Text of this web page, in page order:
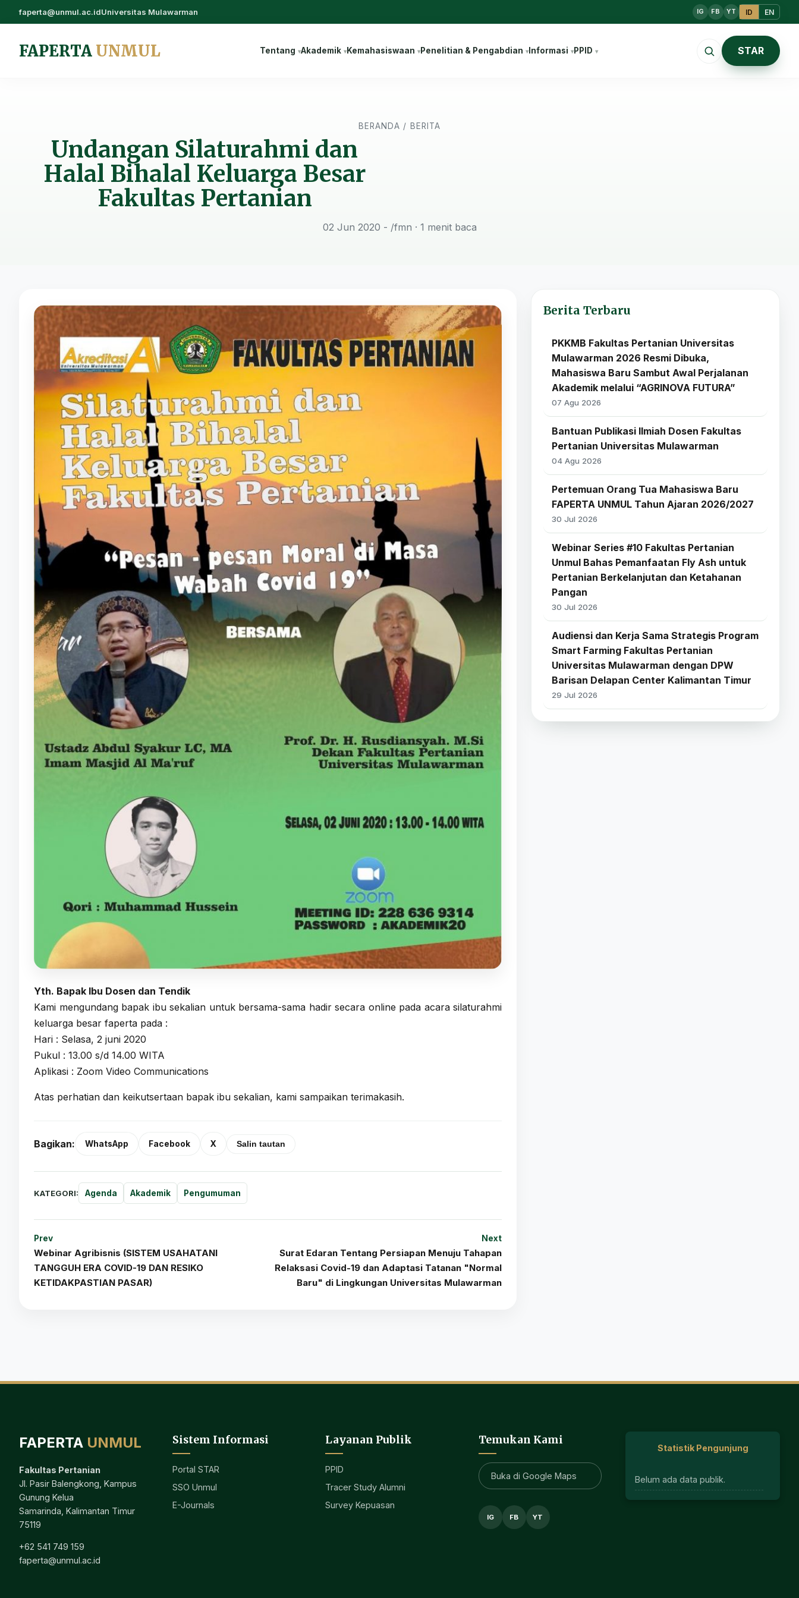
faperta@unmul.ac.idUniversitas Mulawarman IG FB YT ID EN
FAPERTA UNMUL Tentang Akademik Kemahasiswaan Penelitian & Pengabdian Informasi PPID STAR
BERANDA / BERITA
Undangan Silaturahmi dan
Halal Bihalal Keluarga Besar
Fakultas Pertanian
02 Jun 2020 - /fmn · 1 menit baca
Yth. Bapak Ibu Dosen dan Tendik
Kami mengundang bapak ibu sekalian untuk bersama-sama hadir secara online pada acara silaturahmi
keluarga besar faperta pada :
Hari : Selasa, 2 juni 2020
Pukul : 13.00 s/d 14.00 WITA
Aplikasi : Zoom Video Communications
Atas perhatian dan keikutsertaan bapak ibu sekalian, kami sampaikan terimakasih.
Bagikan: WhatsApp Facebook X Salin tautan
KATEGORI: Agenda Akademik Pengumuman
Prev
Webinar Agribisnis (SISTEM USAHATANI
TANGGUH ERA COVID-19 DAN RESIKO
KETIDAKPASTIAN PASAR)
Next
Surat Edaran Tentang Persiapan Menuju Tahapan
Relaksasi Covid-19 dan Adaptasi Tatanan "Normal
Baru" di Lingkungan Universitas Mulawarman
Berita Terbaru
PKKMB Fakultas Pertanian Universitas
Mulawarman 2026 Resmi Dibuka,
Mahasiswa Baru Sambut Awal Perjalanan
Akademik melalui “AGRINOVA FUTURA”
07 Agu 2026
Bantuan Publikasi Ilmiah Dosen Fakultas
Pertanian Universitas Mulawarman
04 Agu 2026
Pertemuan Orang Tua Mahasiswa Baru
FAPERTA UNMUL Tahun Ajaran 2026/2027
30 Jul 2026
Webinar Series #10 Fakultas Pertanian
Unmul Bahas Pemanfaatan Fly Ash untuk
Pertanian Berkelanjutan dan Ketahanan
Pangan
30 Jul 2026
Audiensi dan Kerja Sama Strategis Program
Smart Farming Fakultas Pertanian
Universitas Mulawarman dengan DPW
Barisan Delapan Center Kalimantan Timur
29 Jul 2026
FAPERTA UNMUL
Fakultas Pertanian
Jl. Pasir Balengkong, Kampus
Gunung Kelua
Samarinda, Kalimantan Timur
75119
+62 541 749 159
faperta@unmul.ac.id
Sistem Informasi
Portal STAR
SSO Unmul
E-Journals
Layanan Publik
PPID
Tracer Study Alumni
Survey Kepuasan
Temukan Kami
Buka di Google Maps
IG FB YT
Statistik Pengunjung
Belum ada data publik.